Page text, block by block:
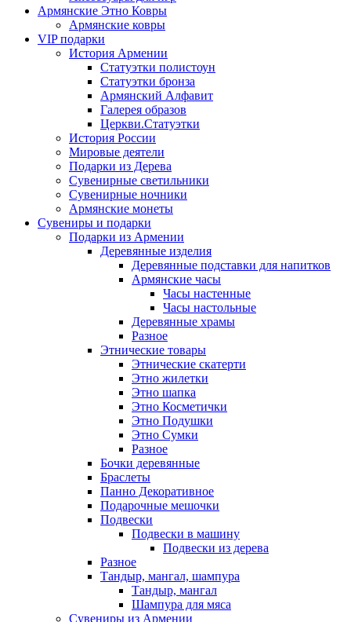
Армянские Этно Ковры
Армянские ковры
VIP подарки
История Армении
Статуэтки полистоун
Статуэтки бронза
Армянский Алфавит
Галерея образов
Церкви.Статуэтки
История России
Мировые деятели
Подарки из Дерева
Сувенирные светильники
Сувенирные ночники
Армянские монеты
Сувениры и подарки
Подарки из Армении
Деревянные изделия
Деревянные подставки для напитков
Армянские часы
Часы настенные
Часы настольные
Деревянные храмы
Разное
Этнические товары
Этнические скатерти
Этно жилетки
Этно шапка
Этно Косметички
Этно Подушки
Этно Сумки
Разное
Бочки деревянные
Браслеты
Панно Декоративное
Подарочные мешочки
Подвески
Подвески в машину
Подвески из дерева
Разное
Тандыр, мангал, шампура
Тандыр, мангал
Шампура для мяса
Сувениры из Армении